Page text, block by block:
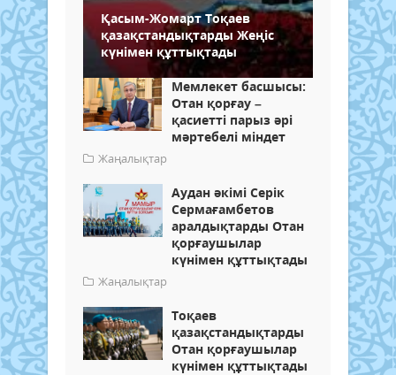
Қасым-Жомарт Тоқаев
қазақстандықтарды Жеңіс
күнімен құттықтады
Мемлекет басшысы:
Отан қорғау –
қасиетті парыз әрі
мәртебелі міндет
Жаңалықтар
Аудан әкімі Серік
Сермағамбетов
аралдықтарды Отан
қорғаушылар
күнімен құттықтады
Жаңалықтар
Тоқаев
қазақстандықтарды
Отан қорғаушылар
күнімен құттықтады